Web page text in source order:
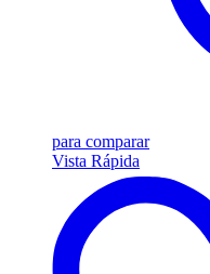
para comparar
Vista Rápida